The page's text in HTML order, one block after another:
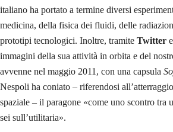
italiano ha portato a termine diversi
medicina, della fisica dei fluidi, delle
prototipi tecnologici. Inoltre, tramite Twitter e
immagini della sua attività in orbita e del
avvenne nel maggio 2011, con una capsula
Nespoli ha coniato – riferendosi
spaziale – il paragone «come uno scontro tra
sei sull’utilitaria».